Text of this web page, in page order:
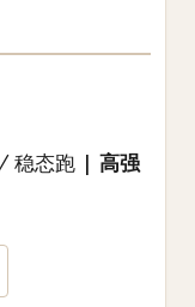
稳态跑 | 高强